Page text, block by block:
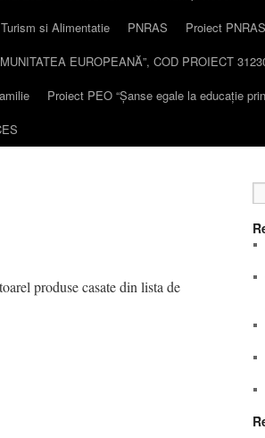
Turism si Alimentatie PNRAS
Proiect
EUROPEANĂ”, COD PROIECT
Proiect PEO “Șanse egale la educație
produse casate din lista de